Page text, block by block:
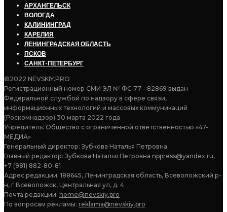
АРХАНГЕЛЬСК
ВОЛОГДА
КАЛИНИНГРАД
КАРЕЛИЯ
ЛЕНИНГРАДСКАЯ ОБЛАСТЬ
ПСКОВ
САНКТ-ПЕТЕРБУРГ
©2022 NEVSKIY.PRO
Регистрационный номер СМИ ЭЛ № ФС 77 - 82869 выдан
Федеральной службой по надзору в сфере связи,
информационных технологий и массовых коммуникаций
(Роскомнадзор) 30 марта 2022 года
Учредитель: Общество с ограниченной ответственностью «47-
МЕДИА»
Генеральный директор: Зубкова Наталья Петровна
Главный редактор: Зубкова Наталья Петровна nppress@yandex.ru,
+7 (981) 882-80-81
Адрес редакции: 188645, Ленинградская область, Всеволожский р-
н, г Всеволожск, Центральная ул, д. 4
Почта редакции: home@nevskiy.pro
По вопросам рекламы: reklama@nevskiy.pro